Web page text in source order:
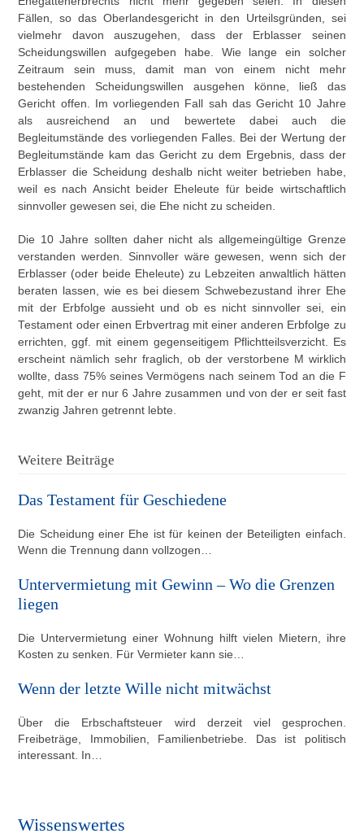
Fällen, so das Oberlandesgericht in den Urteilsgründen, sei
vielmehr davon auszugehen, dass der Erblasser seinen
Scheidungswillen aufgegeben habe. Wie lange ein solcher
Zeitraum sein muss, damit man von einem nicht mehr
bestehenden Scheidungswillen ausgehen könne, ließ das
Gericht offen. Im vorliegenden Fall sah das Gericht 10 Jahre
als ausreichend an und bewertete dabei auch die
Begleitumstände des vorliegenden Falles. Bei der Wertung der
Begleitumstände kam das Gericht zu dem Ergebnis, dass der
Erblasser die Scheidung deshalb nicht weiter betrieben habe,
weil es nach Ansicht beider Eheleute für beide wirtschaftlich
sinnvoller gewesen sei, die Ehe nicht zu scheiden.
Die 10 Jahre sollten daher nicht als allgemeingültige Grenze
verstanden werden. Sinnvoller wäre gewesen, wenn sich der
Erblasser (oder beide Eheleute) zu Lebzeiten anwaltlich hätten
beraten lassen, wie es bei diesem Schwebezustand ihrer Ehe
mit der Erbfolge aussieht und ob es nicht sinnvoller sei, ein
Testament oder einen Erbvertrag mit einer anderen Erbfolge zu
errichten, ggf. mit einem gegenseitigem Pflichtteilsverzicht. Es
erscheint nämlich sehr fraglich, ob der verstorbene M wirklich
wollte, dass 75% seines Vermögens nach seinem Tod an die F
geht, mit der er nur 6 Jahre zusammen und von der er seit fast
zwanzig Jahren getrennt lebte.
Weitere Beiträge
Das Testament für Geschiedene
Die Scheidung einer Ehe ist für keinen der Beteiligten einfach.
Wenn die Trennung dann vollzogen…
Untervermietung mit Gewinn – Wo die Grenzen
liegen
Die Untervermietung einer Wohnung hilft vielen Mietern, ihre
Kosten zu senken. Für Vermieter kann sie…
Wenn der letzte Wille nicht mitwächst
Über die Erbschaftsteuer wird derzeit viel gesprochen.
Freibeträge, Immobilien, Familienbetriebe. Das ist politisch
interessant. In…
Wissenswertes